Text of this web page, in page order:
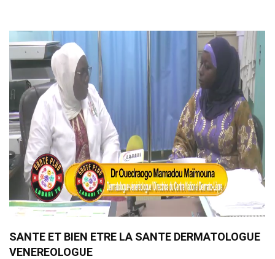
SANTE ET BIEN ETRE LA SANTE DERMATOLOGUE
VENEREOLOGUE